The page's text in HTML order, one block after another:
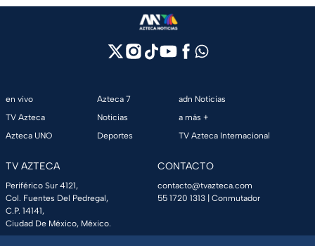
en vivo
TV Azteca
Azteca UNO
Azteca 7
Noticias
Deportes
adn Noticias
a más +
TV Azteca Internacional
TV AZTECA
Periférico Sur 4121,
Col. Fuentes Del Pedregal,
C.P. 14141,
Ciudad De México, México.
CONTACTO
contacto@tvazteca.com
55 1720 1313 | Conmutador